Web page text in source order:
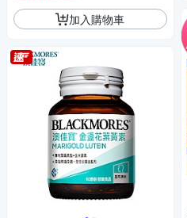
加入購物車